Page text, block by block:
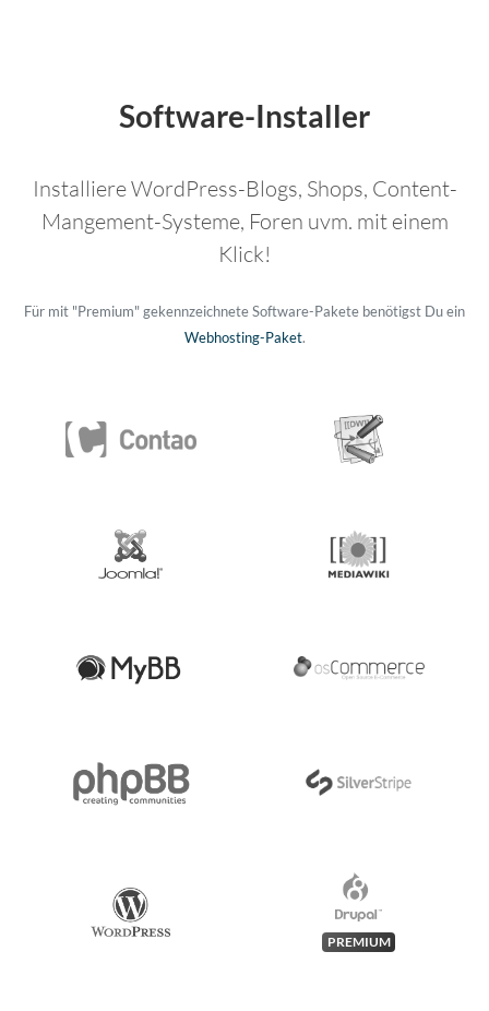
Software-Installer
Installiere WordPress-Blogs, Shops, Content-
Mangement-Systeme, Foren uvm. mit einem
Klick!
Für mit "Premium" gekennzeichnete Software-Pakete benötigst Du ein
Webhosting-Paket.
PREMIUM